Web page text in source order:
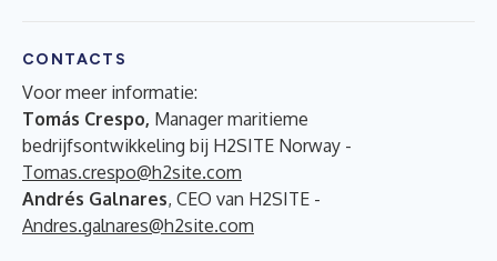
CONTACTS
Voor meer informatie:
Tomás Crespo, Manager maritieme
bedrijfsontwikkeling bij H2SITE Norway -
Tomas.crespo@h2site.com
Andrés Galnares, CEO van H2SITE -
Andres.galnares@h2site.com